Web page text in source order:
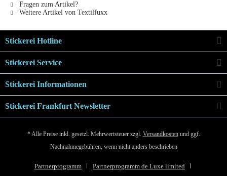
Fragen zum Artikel?
Weitere Artikel von Textilfuxx
Stickerei Hotline
Stickerei Service
Stickerei Informationen
Stickerei Frankfurt Newsletter
* Alle Preise inkl. gesetzl. Mehrwertsteuer zzgl. Versandkostenund ggf.
Nachnahmegebühren, wenn nicht anders beschrieben
Partnerprogramm Partnerprogramm de Luxe limited